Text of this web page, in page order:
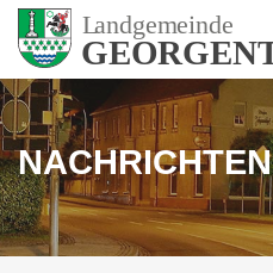
NACHRICHTEN